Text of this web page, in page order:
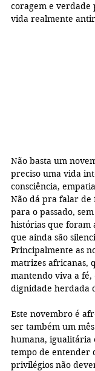
coragem e
vida realmente
Não basta um
preciso uma vida
consciência,
Não dá pra falar
para o passado,
histórias que foram
que ainda são
Principalmente as
matrizes africanas,
mantendo viva a fé,
dignidade herdada
Este novembro é
ser também um
humana, igualitária
tempo de entender
privilégios não